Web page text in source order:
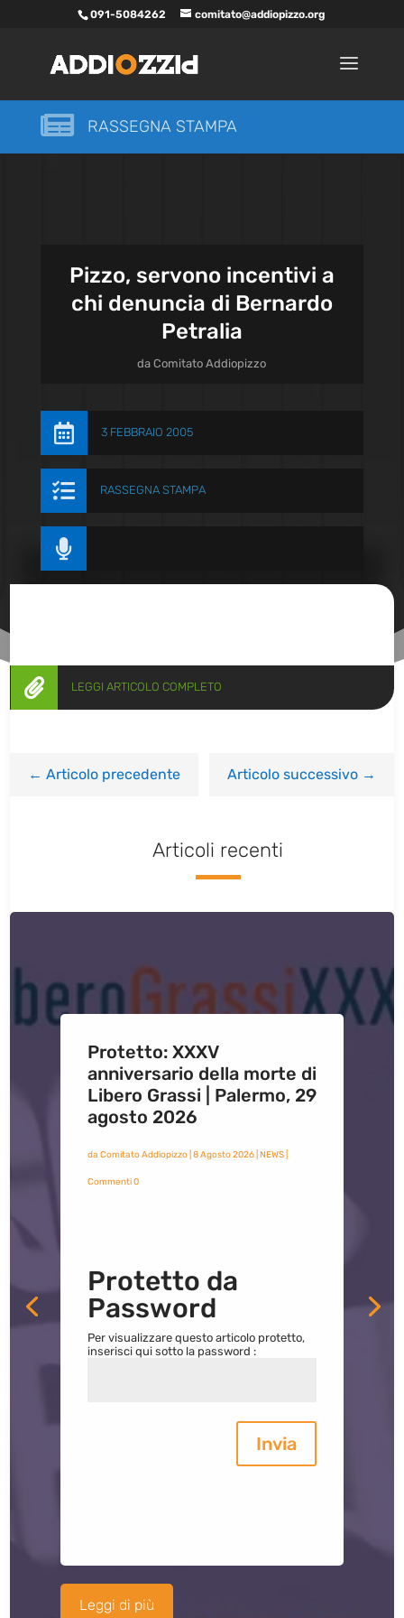
091-5084262 comitato@addiopizzo.org
 RASSEGNA STAMPA
Pizzo, servono incentivi a
chi denuncia di Bernardo
Petralia
daComitato Addiopizzo
 3 FEBBRAIO 2005
 RASSEGNA STAMPA

 LEGGI ARTICOLO COMPLETO
←Articolo precedente Articolo successivo→
Articoli recenti
Protetto: XXXV
anniversario della morte di
Libero Grassi | Palermo, 29
agosto 2026
da Comitato Addiopizzo| 8 Agosto 2026| NEWS|
Commenti 0
Protetto da
Password
Per visualizzare questo articolo protetto,
inserisci qui sotto la password :
Invia
Leggi di più